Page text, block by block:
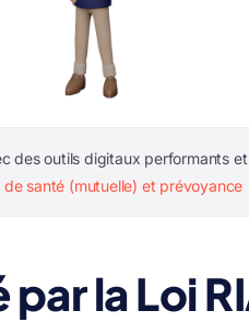
des outils digitaux performants
de santé (mutuelle) et prévoyance
la Loi